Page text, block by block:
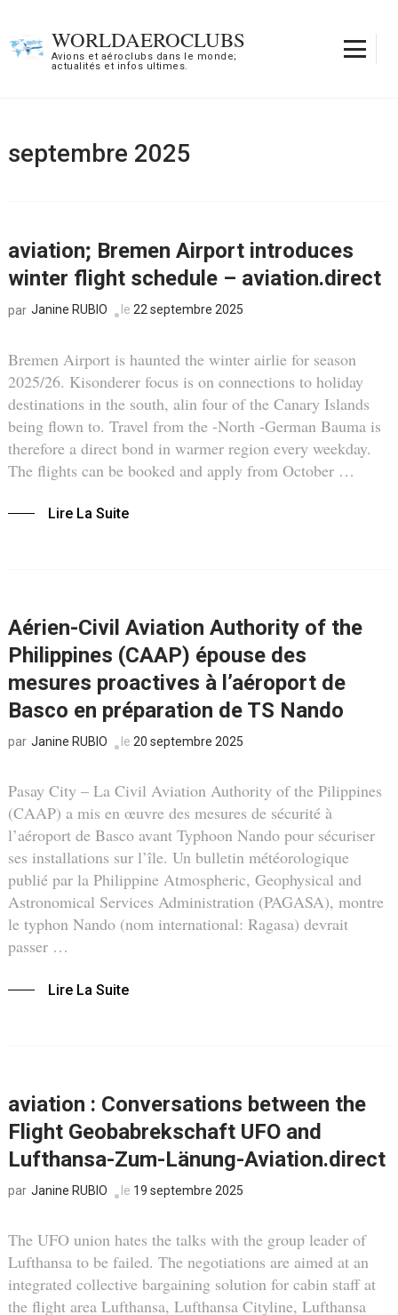
contenu
WORLDAEROCLUBS
Avions et aéroclubs dans le monde;
actualités et infos ultimes.
septembre 2025
aviation; Bremen Airport introduces
winter flight schedule – aviation.direct
par Janine RUBIO le 22 septembre 2025
Bremen Airport is haunted the winter airlie for season
2025/26. Kisonderer focus is on connections to holiday
destinations in the south, alin four of the Canary Islands
being flown to. Travel from the -North -German Bauma is
therefore a direct bond in warmer region every weekday.
The flights can be booked and apply from October …
Lire La Suite
Aérien-Civil Aviation Authority of the
Philippines (CAAP) épouse des
mesures proactives à l’aéroport de
Basco en préparation de TS Nando
par Janine RUBIO le 20 septembre 2025
Pasay City – La Civil Aviation Authority of the Pilippines
(CAAP) a mis en œuvre des mesures de sécurité à
l’aéroport de Basco avant Typhoon Nando pour sécuriser
ses installations sur l’île. Un bulletin météorologique
publié par la Philippine Atmospheric, Geophysical and
Astronomical Services Administration (PAGASA), montre
le typhon Nando (nom international: Ragasa) devrait
passer …
Lire La Suite
aviation : Conversations between the
Flight Geobabrekschaft UFO and
Lufthansa-Zum-Länung-Aviation.direct
par Janine RUBIO le 19 septembre 2025
The UFO union hates the talks with the group leader of
Lufthansa to be failed. The negotiations are aimed at an
integrated collective bargaining solution for cabin staff at
the flight area Lufthansa, Lufthansa Cityline, Lufthansa